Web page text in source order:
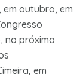
outubro, em
no próximo
em